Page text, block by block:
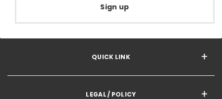
Sign up
QUICK LINK
LEGAL / POLICY